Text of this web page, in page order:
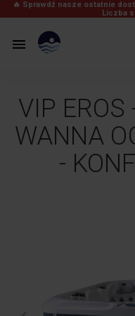
🔥 Sprawdź nasze ostatnie
Liczba

VIP EROS
WANNA
-